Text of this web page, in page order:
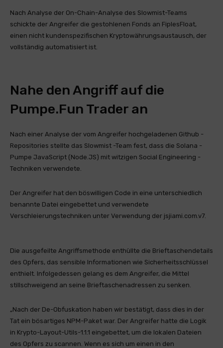
Nach Analyse der On-Chain-Analyse des Slowmist-Teams
schickte der Angreifer die gestohlenen Fonds an FiplesFloat,
einen nicht kundenspezifischen Kryptowährungsaustausch, der
vollständig automatisiert ist.
Nahe den Angriff auf die
Pumpe.Fun Trader an
Nach einer Analyse der vom Angreifer hochgeladenen Github -
Repositories stellte das Slowmist -Team fest, dass die Solana -
Pumpe JavaScript (Node.JS) mit witzigen Social Engineering -
Techniken verwendete.
Der Angreifer hat den böswilligen Code in eine unterschiedlich
benannte Datei eingebettet und verwendete
Verschleierungstechniken unter Verwendung der jsjiami.com.v7.
Die ausgefeilte Angriffsmethode enthüllte die Brieftaschendetails
des Opfers, das sensible Informationen wie Sicherheitsschlüssel
enthielt. Infolgedessen gelang es dem Angreifer, die Mittel
stillschweigend an seine Brieftaschenadressen zu senken.
„Nach der De-Obfuskation haben wir bestätigt, dass dies in der
Tat ein bösartiges NPM-Paket war. Der Angreifer hatte die Logik
in Krypto-Layout-Utils-1.1.1 eingebettet, um die lokalen Dateien
des Opfers zu scannen. Wenn es sich um einen in den